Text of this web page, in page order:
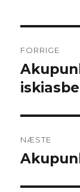
FORRIGE
Forrige
indlæg:
NÆSTE
Næste